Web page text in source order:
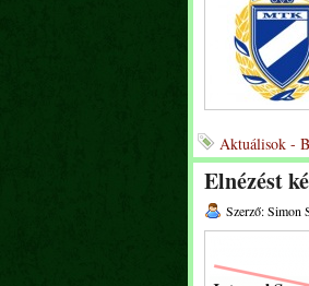
Aktuálisok -
Elnézést
Szerző: Simon